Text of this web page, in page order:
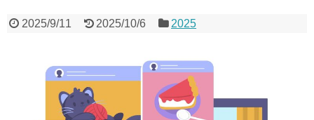
2025/9/11 2025/10/6 2025